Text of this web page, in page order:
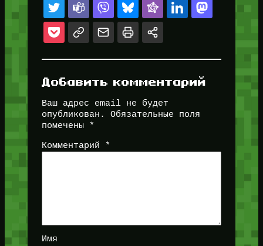
Добавить комментарий
Ваш адрес email не будет
опубликован.
Обязательные поля
помечены
*
Комментарий *
Имя